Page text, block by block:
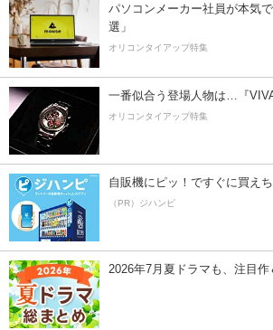
パソコンメーカー社員が本気
選」
オリコンタイアップ特集
一番似合う登場人物は…『
オリコンタイアップ特集
自販機にピッ！ですぐに買え
（PR）ジハンピ
2026年7月夏ドラマも、注目作